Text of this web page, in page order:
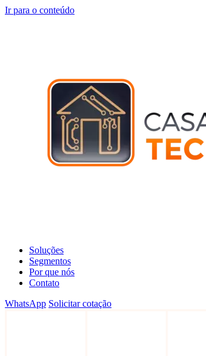
Ir para o conteúdo
Soluções
Segmentos
Por que nós
Contato
WhatsApp Solicitar cotação